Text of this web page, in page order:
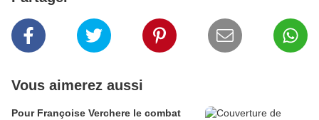
Vous aimerez aussi
Pour Françoise Verchere le combat